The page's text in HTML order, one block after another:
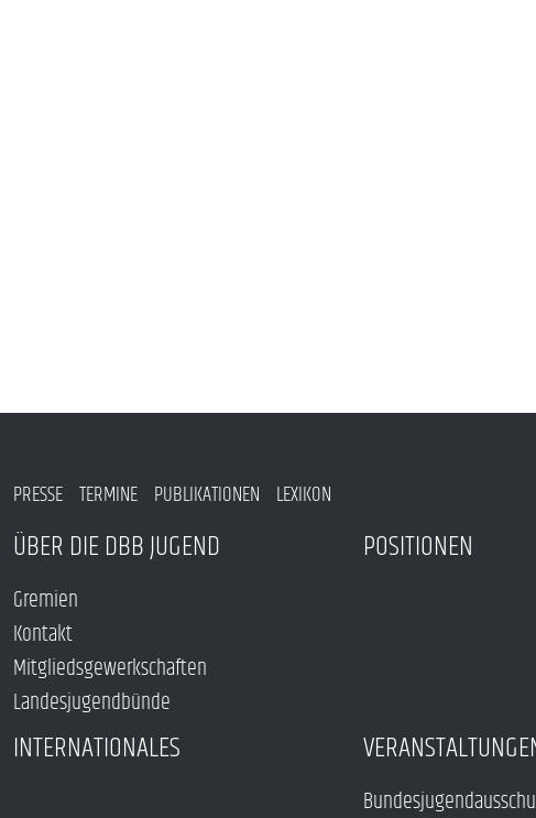
PRESSE TERMINE PUBLIKATIONEN LEXIKON
ÜBER DIE DBB JUGEND
Gremien
Kontakt
Mitgliedsgewerkschaften
Landesjugendbünde
POSITIONEN
INTERNATIONALES